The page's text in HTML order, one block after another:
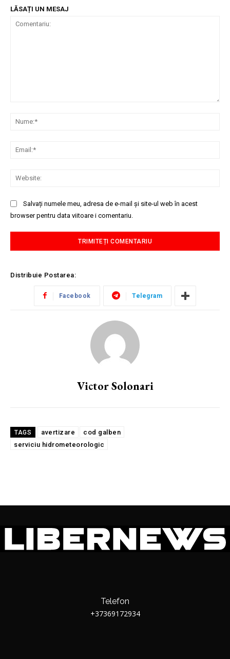
LĂSAȚI UN MESAJ
Salvați numele meu, adresa de e-mail și site-ul web în acest
browser pentru data viitoare i comentariu.
Distribuie Postarea:
Facebook Telegram
Victor Solonari
TAGS avertizare
cod galben
serviciu hidrometeorologic
Telefon
+37369172934